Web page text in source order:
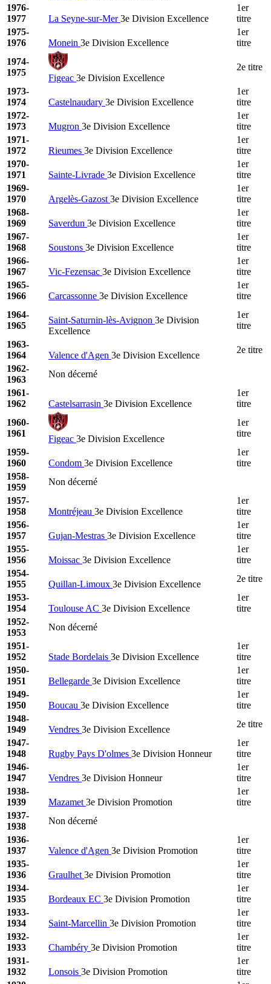
1976-
1977
La Seyne-sur-Mer3e Division Excellence
1er
titre
1975-
1976
Monein 3e Division Excellence
1er
titre
1974-
1975
Figeac 3e Division Excellence
2e titre
1973-
1974
Castelnaudary 3e Division Excellence
1er
titre
1972-
1973
Mugron 3e Division Excellence
1er
titre
1971-
1972
Rieumes 3e Division Excellence
1er
titre
1970-
1971
Sainte-Livrade 3e Division Excellence
1er
titre
1969-
1970
Argelès-Gazost 3e Division Excellence
1er
titre
1968-
1969
Saverdun 3e Division Excellence
1er
titre
1967-
1968
Soustons 3e Division Excellence
1er
titre
1966-
1967
Vic-Fezensac 3e Division Excellence
1er
titre
1965-
1966
Carcassonne 3e Division Excellence
1er
titre
1964-
1965
Saint-Saturnin-lès-Avignon 3e Division
Excellence
1er
titre
1963-
1964
Valence d'Agen 3e Division Excellence
2e titre
1962-
1963
Non décerné
1961-
1962
Castelsarrasin 3e Division Excellence
1er
titre
1960-
1961
Figeac 3e Division Excellence
1er
titre
1959-
1960
Condom 3e Division Excellence
1er
titre
1958-
1959
Non décerné
1957-
1958
Montréjeau 3e Division Excellence
1er
titre
1956-
1957
Gujan-Mestras 3e Division Excellence
1er
titre
1955-
1956
Moissac 3e Division Excellence
1er
titre
1954-
1955
Quillan-Limoux 3e Division Excellence
2e titre
1953-
1954
Toulouse AC 3e Division Excellence
1er
titre
1952-
1953
Non décerné
1951-
1952
Stade Bordelais 3e Division Excellence
1er
titre
1950-
1951
Bellegarde 3e Division Excellence
1er
titre
1949-
1950
Boucau 3e Division Excellence
1er
titre
1948-
1949
Vendres 3e Division Excellence
2e titre
1947-
1948
Rugby Pays D'olmes 3e Division Honneur
1er
titre
1946-
1947
Vendres 3e Division Honneur
1er
titre
1938-
1939
Mazamet 3e Division Promotion
1er
titre
1937-
1938
Non décerné
1936-
1937
Valence d'Agen 3e Division Promotion
1er
titre
1935-
1936
Graulhet 3e Division Promotion
1er
titre
1934-
1935
Bordeaux EC 3e Division Promotion
1er
titre
1933-
1934
Saint-Marcellin 3e Division Promotion
1er
titre
1932-
1933
Chambéry 3e Division Promotion
1er
titre
1931-
1932
Lonsois 3e Division Promotion
1er
titre